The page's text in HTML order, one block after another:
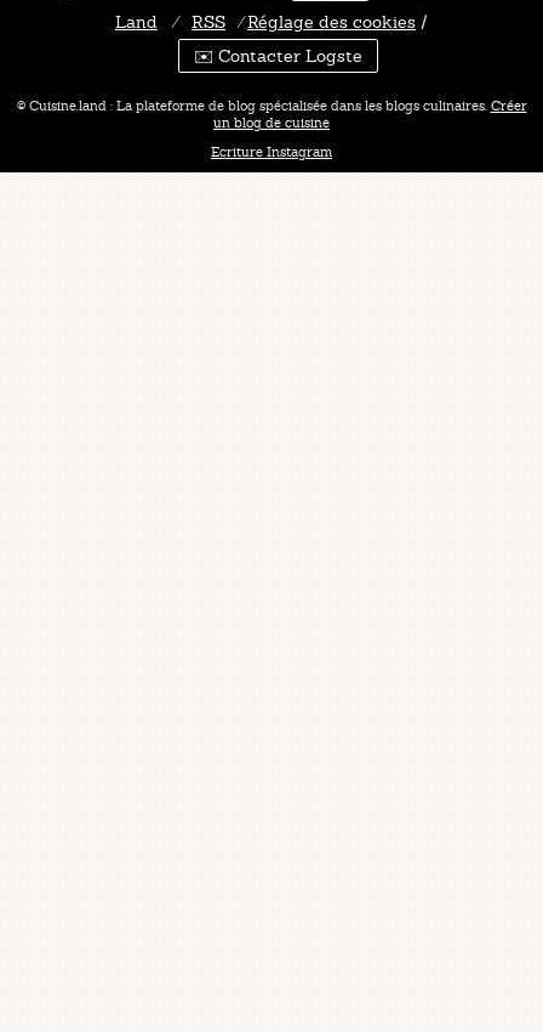
Land
⁄ RSS ⁄Réglage des cookies /
✉️ Contacter Logste
© Cuisine.land : La plateforme de blog spécialisée dans les blogs culinaires. Créer
un blog de cuisine
Ecriture Instagram